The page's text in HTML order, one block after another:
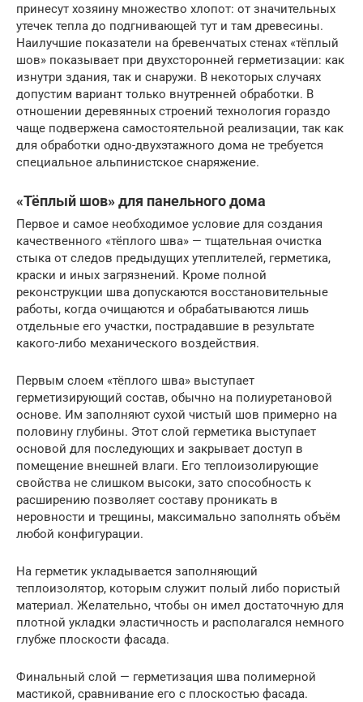
принесут хозяину множество хлопот: от значительных
утечек тепла до подгнивающей тут и там древесины.
Наилучшие показатели на бревенчатых стенах «тёплый
шов» показывает при двухсторонней герметизации: как
изнутри здания, так и снаружи. В некоторых случаях
допустим вариант только внутренней обработки. В
отношении деревянных строений технология гораздо
чаще подвержена самостоятельной реализации, так как
для обработки одно-двухэтажного дома не требуется
специальное альпинистское снаряжение.
«Тёплый шов» для панельного дома
Первое и самое необходимое условие для создания
качественного «тёплого шва» — тщательная очистка
стыка от следов предыдущих утеплителей, герметика,
краски и иных загрязнений. Кроме полной
реконструкции шва допускаются восстановительные
работы, когда очищаются и обрабатываются лишь
отдельные его участки, пострадавшие в результате
какого-либо механического воздействия.
Первым слоем «тёплого шва» выступает
герметизирующий состав, обычно на полиуретановой
основе. Им заполняют сухой чистый шов примерно на
половину глубины. Этот слой герметика выступает
основой для последующих и закрывает доступ в
помещение внешней влаги. Его теплоизолирующие
свойства не слишком высоки, зато способность к
расширению позволяет составу проникать в
неровности и трещины, максимально заполнять объём
любой конфигурации.
На герметик укладывается заполняющий
теплоизолятор, которым служит полый либо пористый
материал. Желательно, чтобы он имел достаточную для
плотной укладки эластичность и располагался немного
глубже плоскости фасада.
Финальный слой — герметизация шва полимерной
мастикой, сравнивание его с плоскостью фасада.